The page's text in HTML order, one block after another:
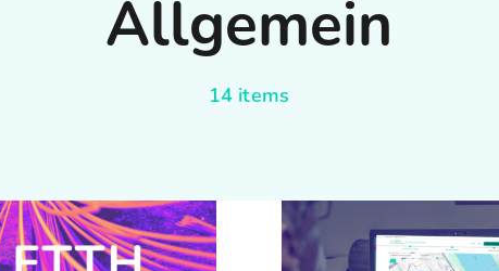
Allgemein
14 items